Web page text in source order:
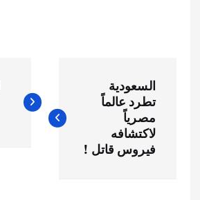
ص
السعودية
تطرد عالماً
مصرياً
لاكتشافه
فيروس قاتل !